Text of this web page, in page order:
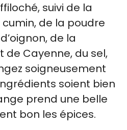
suivi de la
de la poudre
de la
de Cayenne, du sel,
soigneusement
soient bien
prend une belle
bon les épices.